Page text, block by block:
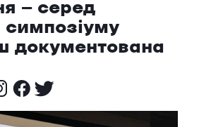
— серед
симпозіуму
документована